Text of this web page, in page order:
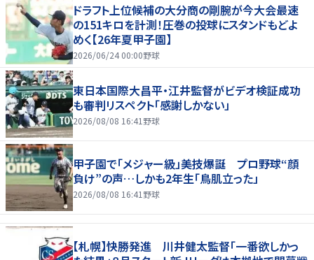
ドラフト上位候補の大分商の剛腕が今大会最速
の151キロを計測！圧巻の投球にスタンドもどよ
めく【26年夏甲子園】
2026/06/24 00:00野球
東日本国際大昌平・江井監督がビデオ検証成功
も審判リスペクト「感謝しかない」
2026/08/08 16:41 野球
甲子園で「メジャー級」美技爆誕 プロ野球“顔
負け”の声…しかも2年生「鳥肌立った」
2026/08/08 16:41 野球
【札幌】快勝発進 川井健太監督「一番欲しかっ